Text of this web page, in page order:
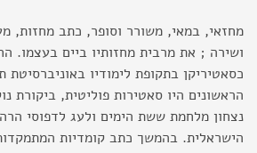
מחזאי, במאי, משורר וסופר, כתב מחזות,
ושירה ; את מרבית מחזותיו ביים בעצמו.
כסאטיריקן בתקופת לימודיו באוניברסיטת
הראשונים היו סאטירות פוליטית, ביקורת
נצחון מלחמת ששת הימים ולעג לדפוסי
הישראלית. בהמשך כתב קומדיות